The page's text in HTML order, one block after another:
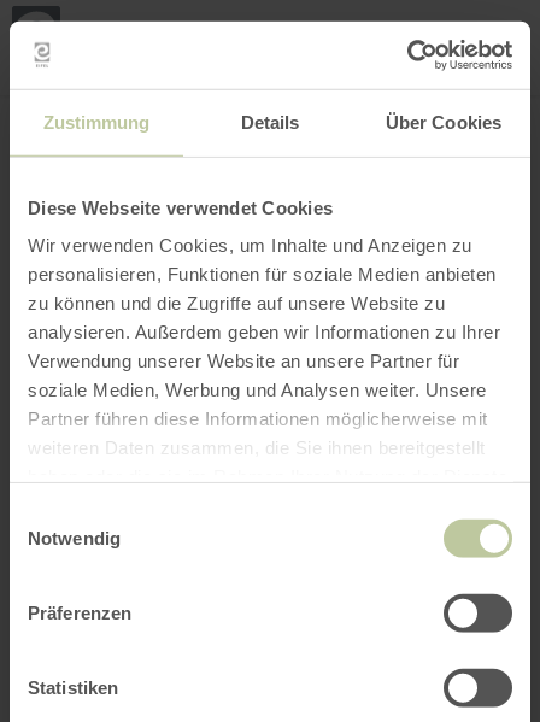
Zustimmung Details Über Cookies
Diese Webseite verwendet Cookies
Wir verwenden Cookies, um Inhalte und Anzeigen zu
personalisieren, Funktionen für soziale Medien anbieten
zu können und die Zugriffe auf unsere Website zu
analysieren. Außerdem geben wir Informationen zu Ihrer
Verwendung unserer Website an unsere Partner für
soziale Medien, Werbung und Analysen weiter. Unsere
Partner führen diese Informationen möglicherweise mit
weiteren Daten zusammen, die Sie ihnen bereitgestellt
Notwendig
Präferenzen
Statistiken
INTERACTIEVE KAART
Mijn
Filter openen